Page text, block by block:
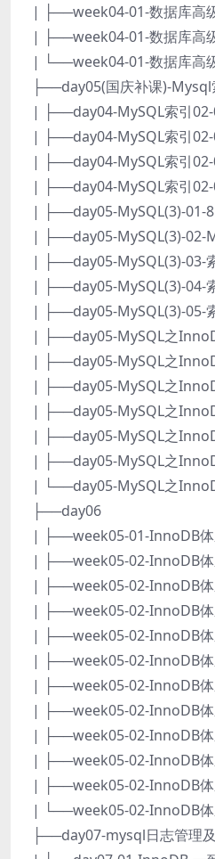
| ├──week04-01-数据库高
| ├──week04-01-数据库高
| └──week04-01-数据库高
├──day05(国庆补课)-
| ├──day04-MySQL索引
| ├──day04-MySQL索引
| ├──day04-MySQL索引
| ├──day04-MySQL索引
| ├──day05-MySQL(3)-01-
| ├──day05-MySQL(3)-02-
| ├──day05-MySQL(3)-03-
| ├──day05-MySQL(3)-04-
| ├──day05-MySQL(3)-05-
| ├──day05-MySQL之
| ├──day05-MySQL之
| ├──day05-MySQL之
| ├──day05-MySQL之
| ├──day05-MySQL之
| ├──day05-MySQL之
| └──day05-MySQL之
├──day06
| ├──week05-01-InnoDB体
| ├──week05-02-InnoDB体
| ├──week05-02-InnoDB体
| ├──week05-02-InnoDB体
| ├──week05-02-InnoDB体
| ├──week05-02-InnoDB体
| ├──week05-02-InnoDB体
| ├──week05-02-InnoDB体
| ├──week05-02-InnoDB体
| ├──week05-02-InnoDB体
| ├──week05-02-InnoDB体
| └──week05-02-InnoDB体
├──day07-mysql日志管理